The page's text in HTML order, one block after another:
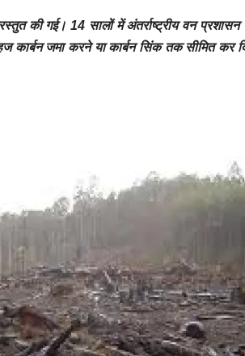
की गई। 14 सालों में अंतर्राष्ट्रीय वन
कार्बन जमा करने या कार्बन सिंकतक सीमित कर